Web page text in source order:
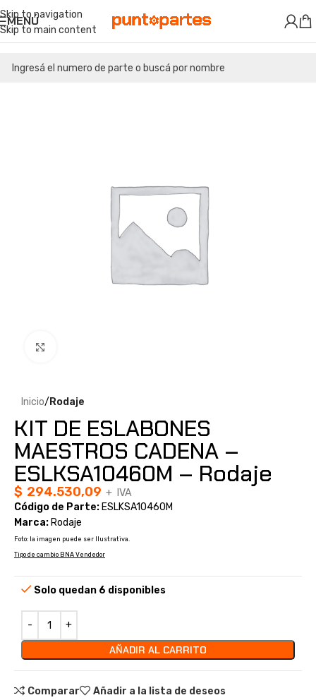
Skip to navigation
Skip to main content
MENÚ
Inicio Rodaje
KIT DE ESLABONES
MAESTROS CADENA –
ESLKSA10460M – Rodaje
$ 294.530,09 + IVA
Código de Parte: ESLKSA10460M
Marca: Rodaje
Foto: la imagen puede ser Ilustrativa.
Tipo de cambio BNA Vendedor
Solo quedan 6 disponibles
AÑADIR AL CARRITO
Comparar
Añadir a la lista de deseos